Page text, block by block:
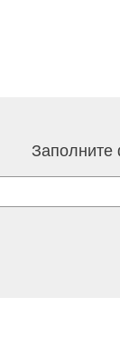
Заполните